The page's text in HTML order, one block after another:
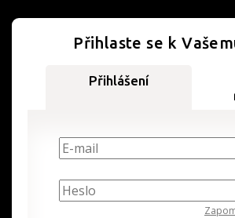
Přihlaste se k
Přihlášení